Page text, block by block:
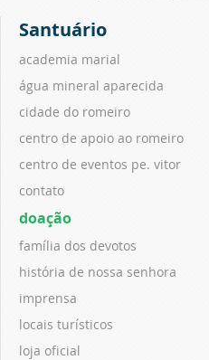
Santuário
academia marial
água mineral aparecida
cidade do romeiro
centro de apoio ao romeiro
centro de eventos pe. vitor
contato
doação
família dos devotos
história de nossa senhora
imprensa
locais turísticos
loja oficial